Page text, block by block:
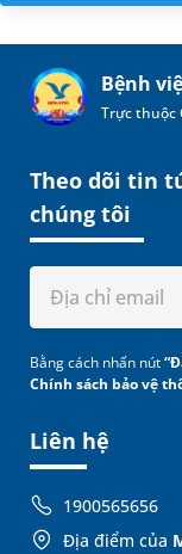
Bệnh
Trực thuộc
Liên hệ
1900565656
Địa điểm của
Theo dõi tin
chúng tôi
Bằng cách nhấn nút
Chính sách bảo vệ